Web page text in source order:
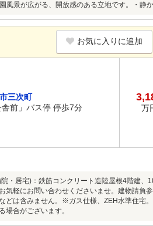
風景が広がる、開放感のある立地です。・静
お気に入りに追加
三次町
前」バス停 停歩7分
万
・居宅)：鉄筋コンクリート造陸屋根4階建
気軽にお問い合わせくださいませ。建物請
どは含みません。※ガス仕様、ZEH水準住宅
場合がございます。